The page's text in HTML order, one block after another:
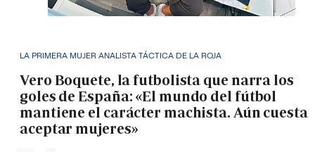
LA PRIMERA MUJER ANALISTA TÁCTICA DE LA ROJA
Vero Boquete, la futbolista que narra los
goles de España: «El mundo del fútbol
mantiene el carácter machista. Aún cuesta
aceptar mujeres»